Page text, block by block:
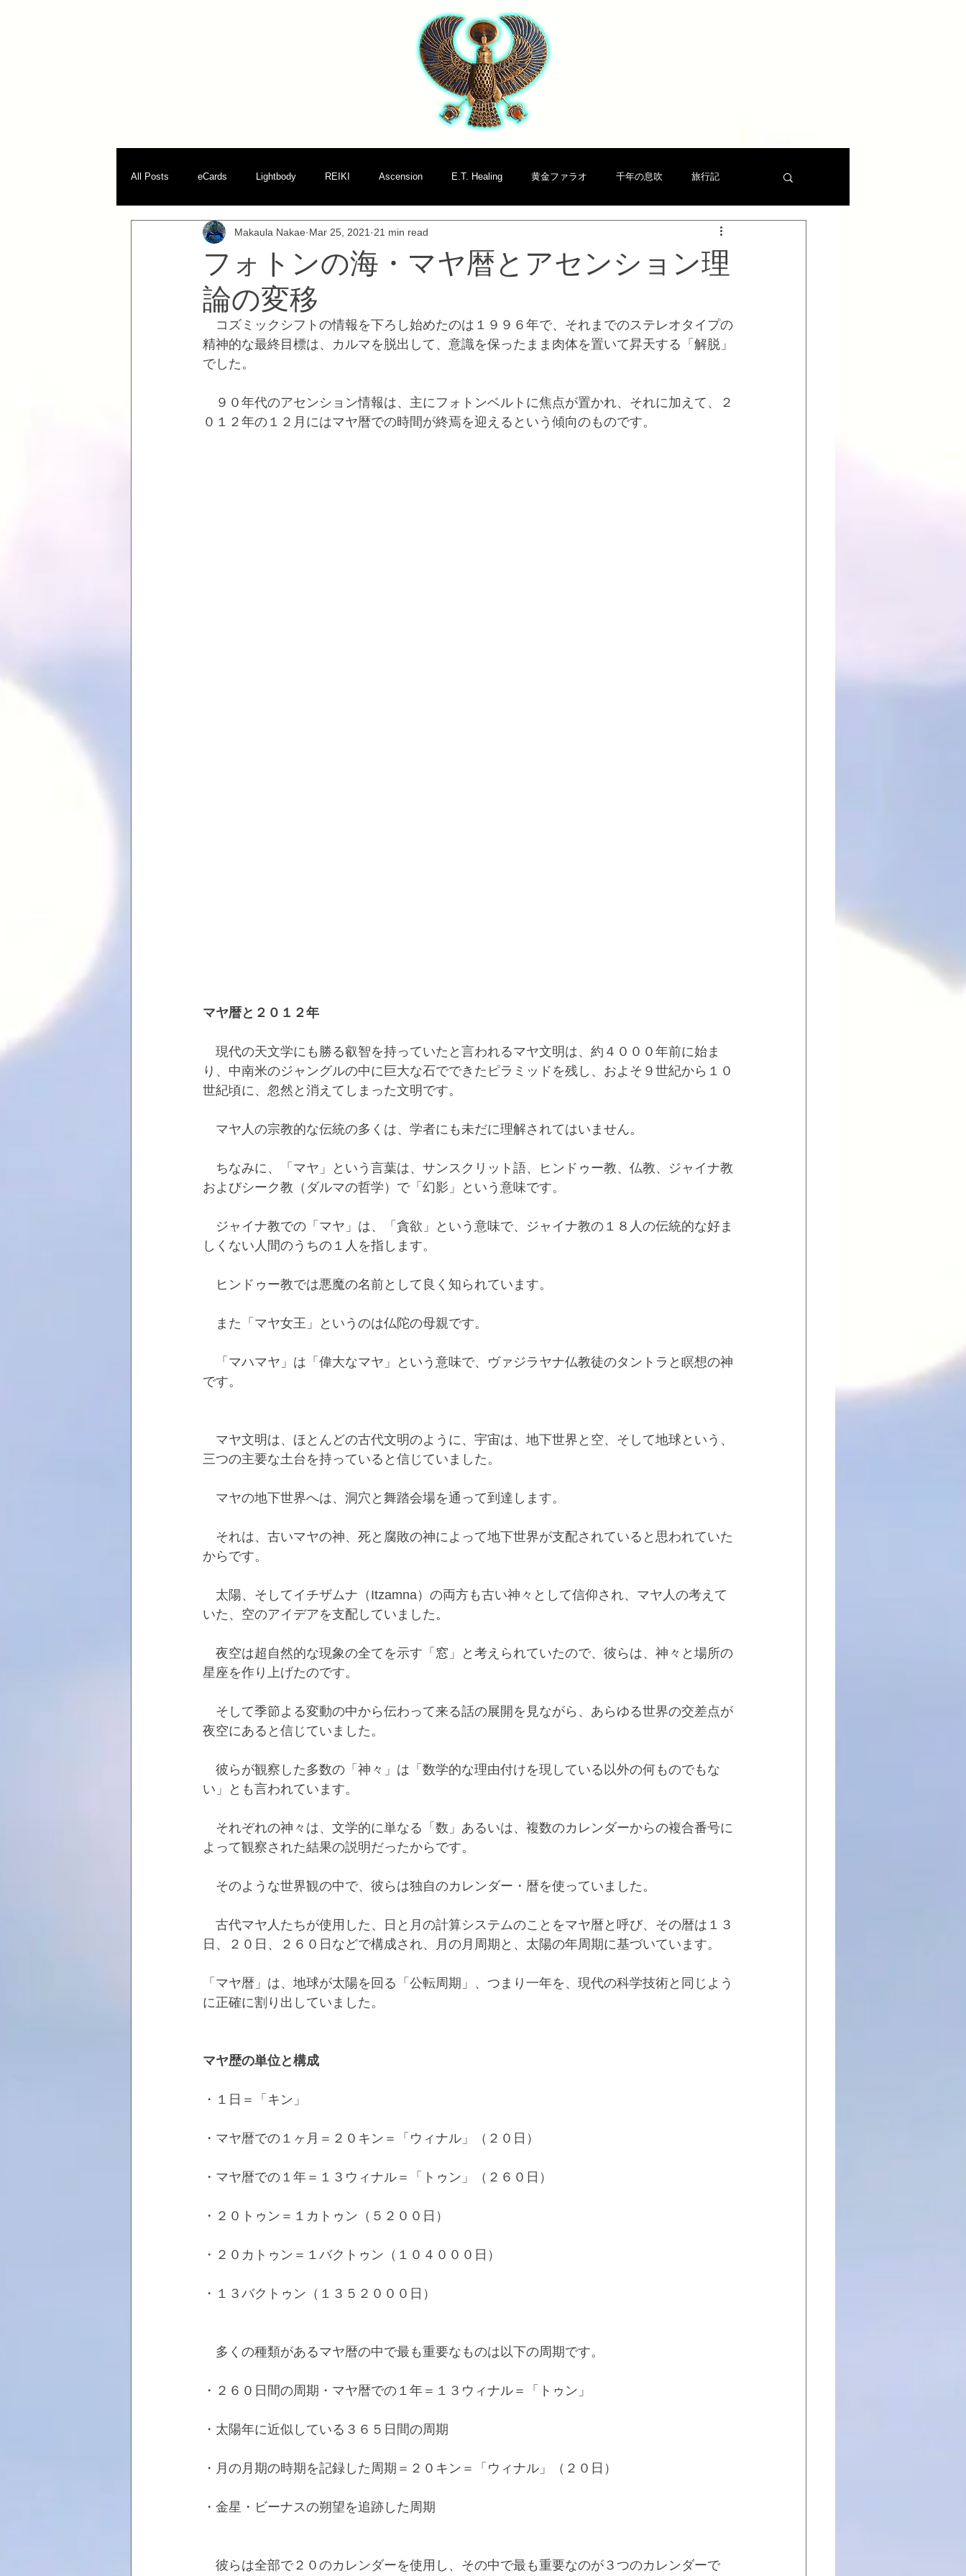
All Posts eCards Lightbody REIKI Ascension E.T. Healing 黄金ファラオ 千年の息吹 旅行記
パラダイム転換
フォトンの海・マヤ暦とアセンション理
論の変移
Makaula Nakae Mar 25, 2021 21 min read
コズミックシフトの情報を下ろし始めたのは１９９６年で、それまでのステレオタイプの
精神的な最終目標は、カルマを脱出して、意識を保ったまま肉体を置いて昇天する「解脱」
でした。
９０年代のアセンション情報は、主にフォトンベルトに焦点が置かれ、それに加えて、２
０１２年の１２月にはマヤ暦での時間が終焉を迎えるという傾向のものです。
マヤ暦と２０１２年
現代の天文学にも勝る叡智を持っていたと言われるマヤ文明は、約４０００年前に始ま
り、中南米のジャングルの中に巨大な石でできたピラミッドを残し、およそ９世紀から１０
世紀頃に、忽然と消えてしまった文明です。
マヤ人の宗教的な伝統の多くは、学者にも未だに理解されてはいません。
ちなみに、「マヤ」という言葉は、サンスクリット語、ヒンドゥー教、仏教、ジャイナ教
およびシーク教（ダルマの哲学）で「幻影」という意味です。
ジャイナ教での「マヤ」は、「貪欲」という意味で、ジャイナ教の１８人の伝統的な好ま
しくない人間のうちの１人を指します。
ヒンドゥー教では悪魔の名前として良く知られています。
また「マヤ女王」というのは仏陀の母親です。
「マハマヤ」は「偉大なマヤ」という意味で、ヴァジラヤナ仏教徒のタントラと瞑想の神
です。
マヤ文明は、ほとんどの古代文明のように、宇宙は、地下世界と空、そして地球という、
三つの主要な土台を持っていると信じていました。
マヤの地下世界へは、洞穴と舞踏会場を通って到達します。
それは、古いマヤの神、死と腐敗の神によって地下世界が支配されていると思われていた
からです。
太陽、そしてイチザムナ（Itzamna）の両方も古い神々として信仰され、マヤ人の考えて
いた、空のアイデアを支配していました。
夜空は超自然的な現象の全てを示す「窓」と考えられていたので、彼らは、神々と場所の
星座を作り上げたのです。
そして季節よる変動の中から伝わって来る話の展開を見ながら、あらゆる世界の交差点が
夜空にあると信じていました。
彼らが観察した多数の「神々」は「数学的な理由付けを現している以外の何ものでもな
い」とも言われています。
それぞれの神々は、文学的に単なる「数」あるいは、複数のカレンダーからの複合番号に
よって観察された結果の説明だったからです。
そのような世界観の中で、彼らは独自のカレンダー・暦を使っていました。
古代マヤ人たちが使用した、日と月の計算システムのことをマヤ暦と呼び、その暦は１３
日、２０日、２６０日などで構成され、月の月周期と、太陽の年周期に基づいています。
「マヤ暦」は、地球が太陽を回る「公転周期」、つまり一年を、現代の科学技術と同じよう
に正確に割り出していました。
マヤ歴の単位と構成
・１日＝「キン」
・マヤ暦での１ヶ月＝２０キン＝「ウィナル」（２０日）
・マヤ暦での１年＝１３ウィナル＝「トゥン」（２６０日）
・２０トゥン＝１カトゥン（５２００日）
・２０カトゥン＝１バクトゥン（１０４０００日）
・１３バクトゥン（１３５２０００日）
多くの種類があるマヤ暦の中で最も重要なものは以下の周期です。
・２６０日間の周期・マヤ暦での１年＝１３ウィナル＝「トゥン」
・太陽年に近似している３６５日間の周期
・月の月期の時期を記録した周期＝２０キン＝「ウィナル」（２０日）
・金星・ビーナスの朔望を追跡した周期
彼らは全部で２０のカレンダーを使用し、その中で最も重要なのが３つのカレンダーで